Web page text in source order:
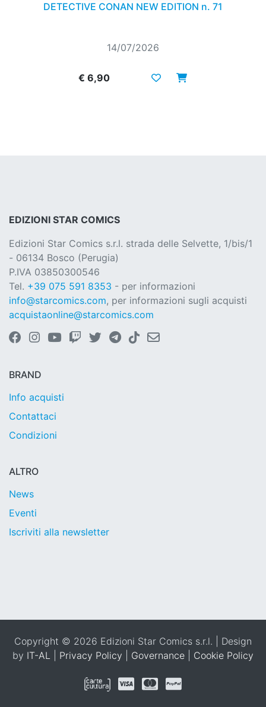
DETECTIVE CONAN NEW EDITION n. 71
14/07/2026
€ 6,90
EDIZIONI STAR COMICS
Edizioni Star Comics s.r.l. strada delle Selvette, 1/bis/1
- 06134 Bosco (Perugia)
P.IVA 03850300546
Tel. +39 075 591 8353 - per informazioni
info@starcomics.com, per informazioni sugli acquisti
acquistaonline@starcomics.com
BRAND
Info acquisti
Contattaci
Condizioni
ALTRO
News
Eventi
Iscriviti alla newsletter
Copyright © 2026 Edizioni Star Comics s.r.l. | Design
by IT-AL Privacy Policy Governance Cookie Policy